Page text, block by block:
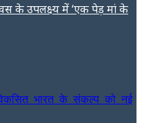
के उपलक्ष्य में ‘एक पेड़ मां के